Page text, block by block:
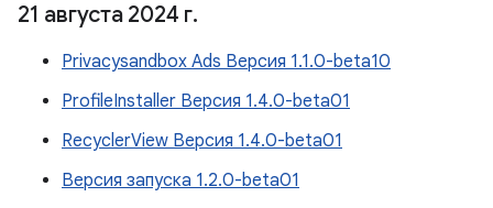
21 августа 2024 г.
Privacysandbox Ads Версия 1.1.0-beta10
ProfileInstaller Версия 1.4.0-beta01
RecyclerView Версия 1.4.0-beta01
Версия запуска 1.2.0-beta01